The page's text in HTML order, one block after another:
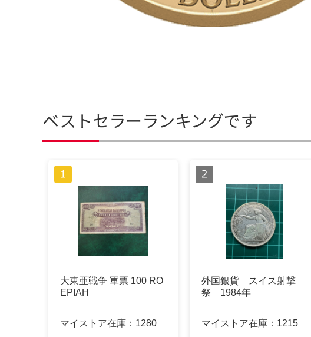
ベストセラーランキングです
大東亜戦争 軍票 100 RO
EPIAH
マイストア在庫： 1280
外国銀貨 スイス射撃
祭 1984年
マイストア在庫： 1215